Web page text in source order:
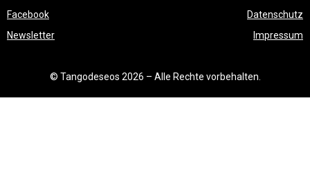
Facebook
Newsletter
Datenschutz
Impressum
© Tangodeseos 2026 – Alle Rechte vorbehalten.